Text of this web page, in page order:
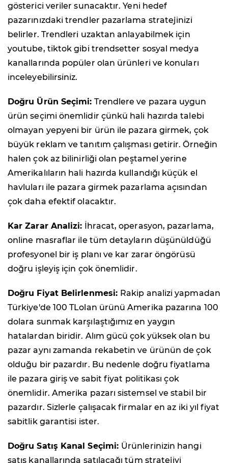
gösterici veriler sunacaktır. Yeni hedef
pazarınızdaki trendler pazarlama stratejinizi
belirler. Trendleri uzaktan anlayabilmek için
youtube, tiktok gibi trendsetter sosyal medya
kanallarında popüler olan ürünleri ve konuları
inceleyebilirsiniz.
Doğru Ürün Seçimi: Trendlere ve pazara uygun
ürün seçimi önemlidir çünkü hali hazırda talebi
olmayan yepyeni bir ürün ile pazara girmek, çok
büyük reklam ve tanıtım çalışması getirir. Örneğin
halen çok az bilinirliği olan peştamel yerine
Amerikalıların hali hazırda kullandığı küçük el
havluları ile pazara girmek pazarlama açısından
çok daha efektif olacaktır.
Kar Zarar Analizi: İhracat, operasyon, pazarlama,
online masraflar ile tüm detayların düşünüldüğü
profesyonel bir iş planı ve kar zarar öngörüsü
doğru işleyiş için çok önemlidir.
Doğru Fiyat Belirlenmesi: Rakip analizi yapmadan
Türkiye'de 100 TLolan ürünü Amerika pazarına 100
dolara sunmak karşılaştığımız en yaygın
hatalardan biridir. Alım gücü çok yüksek olan bu
pazar aynı zamanda rekabetin ve ürünün de çok
olduğu bir pazardır. Bu nedenle doğru fiyatlama
ile pazara giriş ve sabit fiyat politikası çok
önemlidir. Amerika pazarı sistemsel ve stabil bir
pazardır. Sizlerle çalışacak firmalar en az iki yıl fiyat
sabitlik garantisi ister.
Doğru Satış Kanal Seçimi: Ürünlerinizin hangi
satış kanallarında satılacağı tüm stratejiyi